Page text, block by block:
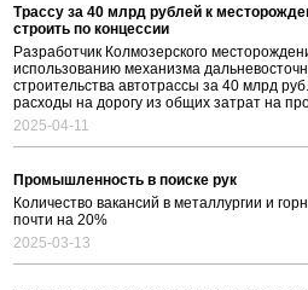
Трассу за 40 млрд рублей к
строить по концессии
Разработчик Колмозерского
использованию механизма
строительства автотрассы за 40 млрд
расходы на дорогу из общих затрат на
2025-04-11
Промышленность в поиске рук
Количество вакансий в металлургии и
почти на 20%
2025-03-13